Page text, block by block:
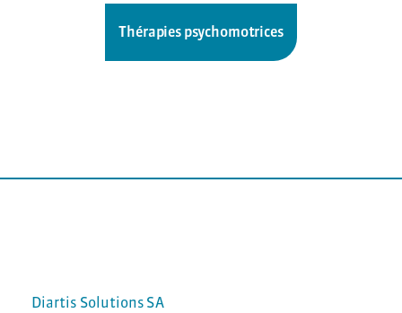
Thérapies psychomotrices
Diartis Solutions SA